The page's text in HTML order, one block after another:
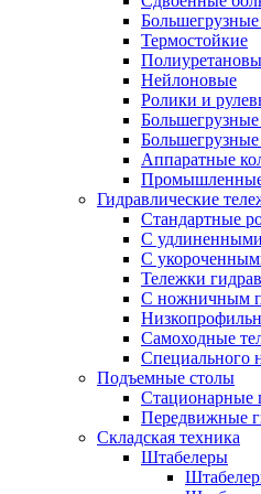
Термостойкие
Нейлоновые
Ролики и
Аппаратные
Гидравлические
Стандартные
С
С
Тележки
С ножничным
Самоходные
Специального
Подъемные столы
Стационарные
Передвижные
Складская техника
Штабелеры